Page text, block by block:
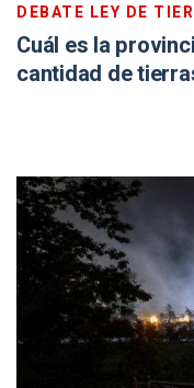
DEBATE LEY DE
Cuál es la
cantidad de